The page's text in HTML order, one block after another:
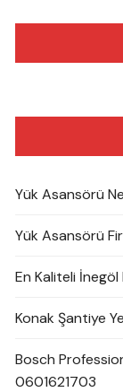
Yük Asansörü
Yük Asansörü
En Kaliteli İnegöl
Konak Şantiye
Bosch
0601621703